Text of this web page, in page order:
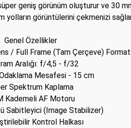
geniş görünüm oluşturur ve 30
yolların görüntülerini çekmenizi
Genel Özellikler
/ Full Frame (Tam Çerçeve)
Aralığı: f/4,5 - f/32
Mesafesi - 15 cm
Spektrum Kaplama
Kademeli AF Motoru
Sabitleyici (Image Stabilizer)
Kontrol Halkası